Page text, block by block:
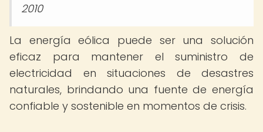
2010
La energía eólica puede ser una solución
eficaz para mantener el suministro de
electricidad en situaciones de desastres
naturales, brindando una fuente de energía
confiable y sostenible en momentos de crisis.